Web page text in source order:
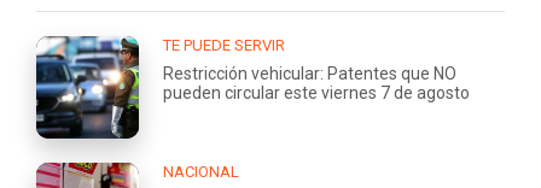
TE PUEDE SERVIR
Restricción vehicular: Patentes que NO
pueden circular este viernes 7 de agosto
NACIONAL